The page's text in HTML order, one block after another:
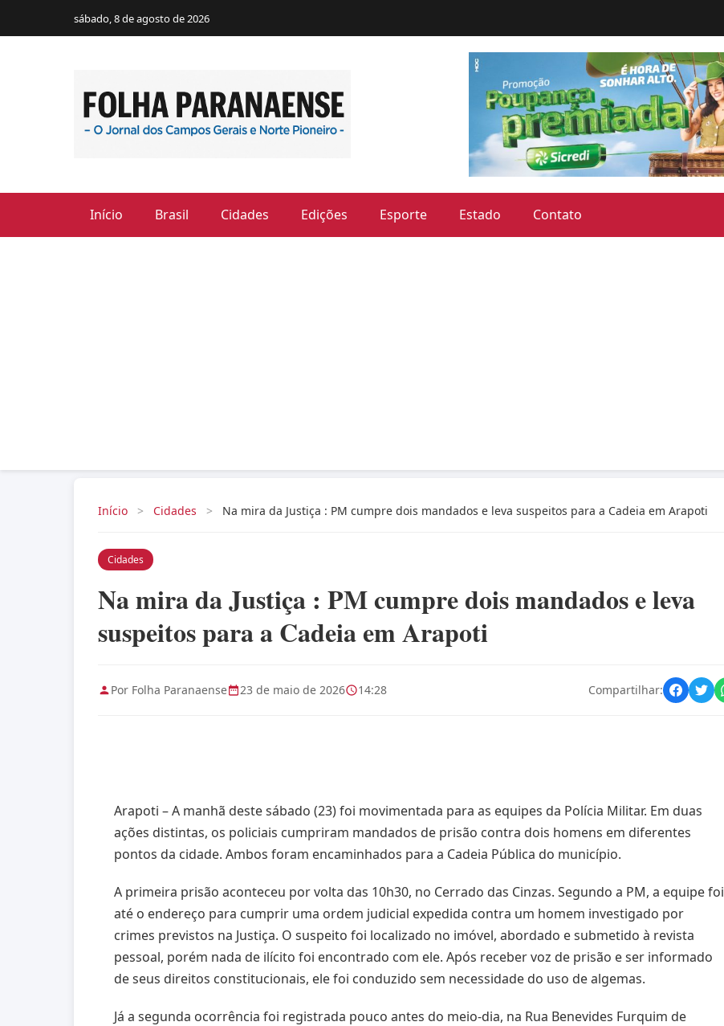
sábado, 8 de agosto de 2026
Início Brasil Cidades Edições Esporte Estado Contato
Início > Cidades > Na mira da Justiça : PM cumpre dois mandados e leva suspeitos para a Cadeia em Arapoti
Cidades
Na mira da Justiça : PM cumpre dois mandados e leva
suspeitos para a Cadeia em Arapoti
Por Folha Paranaense 23 de maio de 2026 14:28 Compartilhar:
Arapoti – A manhã deste sábado (23) foi movimentada para as equipes da Polícia Militar. Em duas
ações distintas, os policiais cumpriram mandados de prisão contra dois homens em diferentes
pontos da cidade. Ambos foram encaminhados para a Cadeia Pública do município.
A primeira prisão aconteceu por volta das 10h30, no Cerrado das Cinzas. Segundo a PM, a equipe foi
até o endereço para cumprir uma ordem judicial expedida contra um homem investigado por
crimes previstos na Justiça. O suspeito foi localizado no imóvel, abordado e submetido à revista
pessoal, porém nada de ilícito foi encontrado com ele. Após receber voz de prisão e ser informado
de seus direitos constitucionais, ele foi conduzido sem necessidade do uso de algemas.
Já a segunda ocorrência foi registrada pouco antes do meio-dia, na Rua Benevides Furquim de